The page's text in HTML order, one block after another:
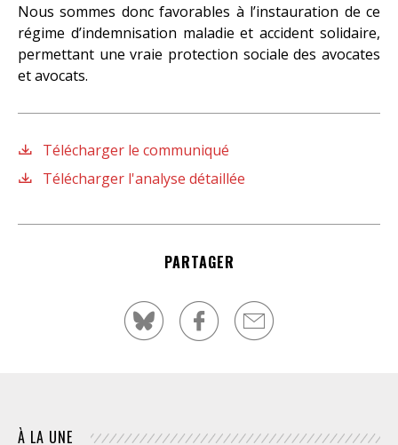
Nous sommes donc favorables à l’instauration de ce
régime d’indemnisation maladie et accident solidaire,
permettant une vraie protection sociale des avocates
et avocats.
Télécharger le communiqué
Télécharger l'analyse détaillée
PARTAGER
À LA UNE